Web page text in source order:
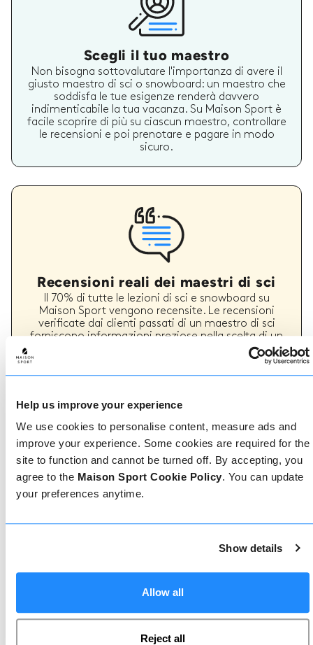
Help us improve your experience
We use cookies to personalise content, measure ads and
improve your experience. Some cookies are required for the
site to function and cannot be turned off. By accepting, you
agree to the Maison Sport Cookie Policy. You can update
your preferences anytime.
Show details
Allow all
Reject all
Scegli il tuo maestro
Non bisogna sottovalutare l'importanza di avere il
giusto maestro di sci o snowboard: un maestro che
soddisfa le tue esigenze renderà davvero
indimenticabile la tua vacanza. Su Maison Sport è
facile scoprire di più su ciascun maestro, controllare
le recensioni e poi prenotare e pagare in modo
sicuro.
Recensioni reali dei maestri di sci
Il 70% di tutte le lezioni di sci e snowboard su
Maison Sport vengono recensite. Le recensioni
verificate dai clienti passati di un maestro di sci
forniscono informazioni preziose nella scelta di un
maestro. Puoi vedere se un maestro offre
regolarmente un servizio di alta qualità e i tipi di
lezioni di sci o snowboard che ha fornito in passato.
Come prenotare
Prenotare con noi non potrebbe essere più
semplice, il nostro team di esperti è sempre a
disposizione per aiutarvi: prenotate subito online
assistenza.
Prenota online